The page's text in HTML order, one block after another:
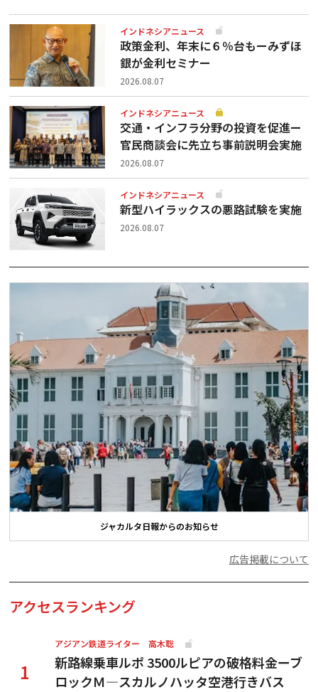
インドネシアニュース
政策金利、年末に６％台もーみずほ
銀が金利セミナー
2026.08.07
インドネシアニュース
交通・インフラ分野の投資を促進ー
官民商談会に先立ち事前説明会実施
2026.08.07
インドネシアニュース
新型ハイラックスの悪路試験を実施
2026.08.07
ジャカルタ日報からのお知らせ
広告掲載について
アクセスランキング
アジアン鉄道ライター 高木聡
新路線乗車ルポ 3500ルピアの破格料金ーブ
ロックＭ―スカルノハッタ空港行きバス